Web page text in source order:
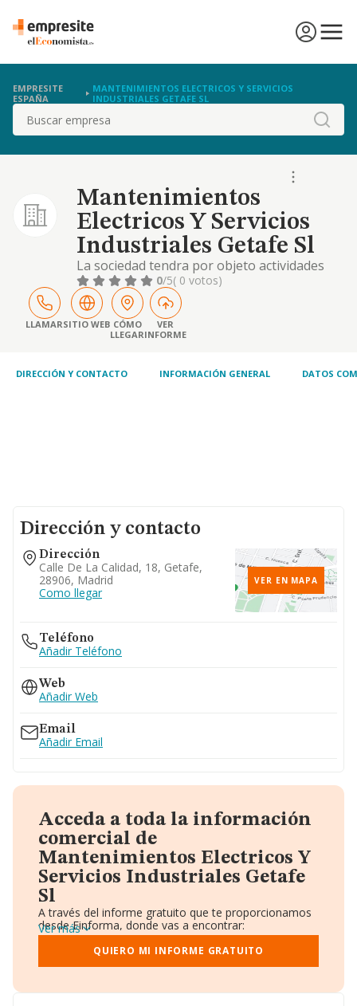
EMPRESITE
ESPAÑA
MANTENIMIENTOS ELECTRICOS Y SERVICIOS
INDUSTRIALES GETAFE SL
Buscar
Mantenimientos
Electricos Y Servicios
Industriales Getafe Sl
La sociedad tendra por objeto actividades
varias de conservacion mantenimiento y
reparaciones en general de instalaciones
electricas y de maquinas convencionales etc.
0/5( 0 votos)
LLAMARSITIO WEB CÓMO
LLEGAR
VER
INFORME
DIRECCIÓN Y CONTACTO INFORMACIÓN GENERAL DATOS
Dirección y contacto
Dirección
Calle De La Calidad, 18, Getafe,
28906, Madrid
Como llegar
VER EN MAPA
Teléfono
Añadir Teléfono
Web
Añadir Web
Email
Añadir Email
Acceda a toda la información
comercial de
Mantenimientos Electricos Y
Servicios Industriales Getafe
Sl
A través del informe gratuito que te proporcionamos
desde Einforma, donde vas a encontrar:
Datos identificativos: Denominación, CIF,
Teléfono, Domicilio.
Informe Mercantil Completo (BORME).
Ver más
QUIERO MI INFORME GRATUITO